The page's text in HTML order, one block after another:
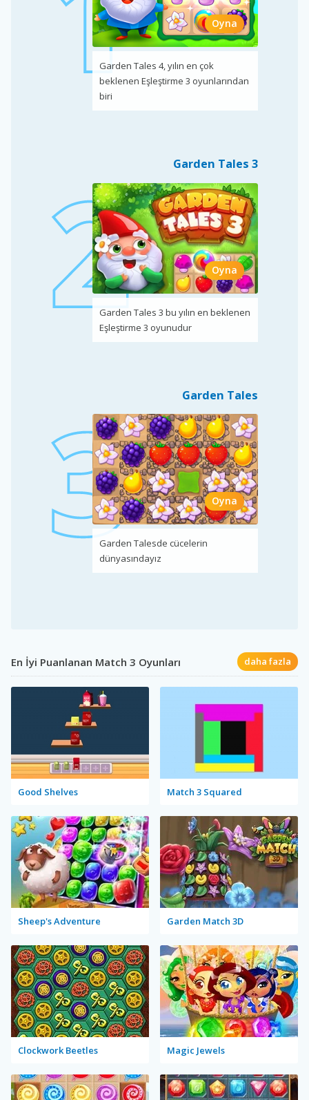
Oyna
Garden Tales 4, yılın en çok
beklenen Eşleştirme 3 oyunlarından
biri
Garden Tales 3
Oyna
Garden Tales 3 bu yılın en beklenen
Eşleştirme 3 oyunudur
Garden Tales
Oyna
Garden Talesde cücelerin
dünyasındayız
En İyi Puanlanan Match 3 Oyunları daha fazla
Good Shelves Match 3 Squared
Sheep's Adventure Garden Match 3D
Clockwork Beetles Magic Jewels